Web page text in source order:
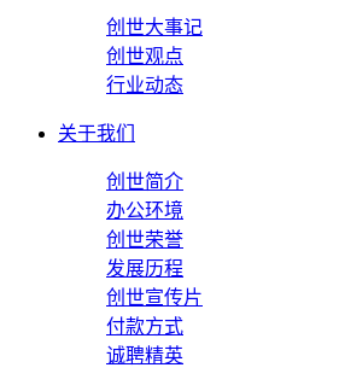
创世大事记
创世观点
行业动态
关于我们
创世简介
办公环境
创世荣誉
发展历程
创世宣传片
付款方式
诚聘精英